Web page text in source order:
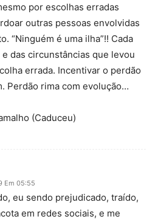
por escolhas erradas
outras pessoas envolvidas
“Ninguém é uma ilha”!! Cada
e das circunstâncias que levou
errada. Incentivar o perdão
Perdão rima com evolução…
(Caduceu)
Em 05:55
eu sendo prejudicado, traído,
em redes sociais, e me